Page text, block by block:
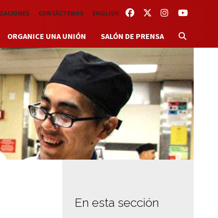
FACEBOOKTWITTERINSTAGRAM
YOUTUBE
CONTÁCTENOS ENGLISH
ORGANICE UNA UNIÓN SALÓN DE PRENSA
En esta sección